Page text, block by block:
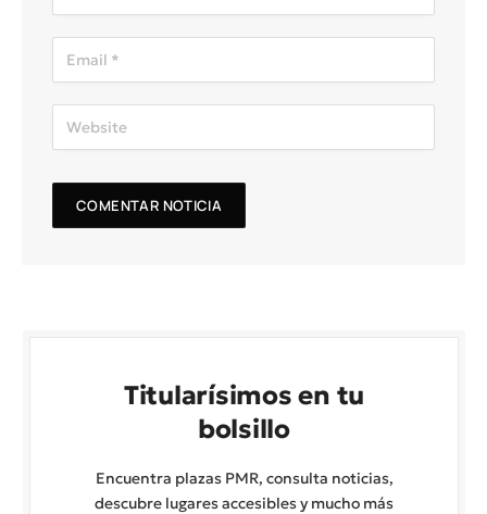
Titularísimos en tu
bolsillo
Encuentra plazas PMR, consulta noticias,
descubre lugares accesibles y mucho más